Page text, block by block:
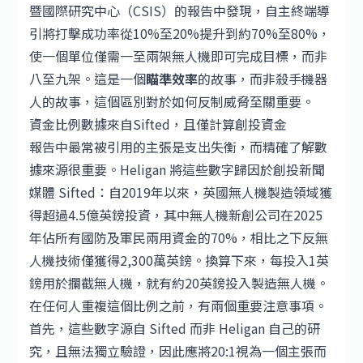
暨國際研究中心（CSIS）的報告中發現，自主終端導
引將打擊成功率從10%至20%提升到約70%至80%，
使一個單位僅需一至兩架無人機即可完成目標，而非
八至九架。這是一個瞄準效率的故事，而非殺手機器
人的故事，這個區別對於如何反制威脅至關重要。
資金比例數據來自Sifted，且僅計算創投資金
報告中最常被引用的主張是支出失衡，而精確了解數
據來源很重要。Heligan 將這些數字歸因於創投新聞
媒體 Sifted：自2019年以來，英國無人機製造領域獲
得超過4.5億英鎊投資，其中無人機新創公司在2025
年佔所有國防及軍民兩用資金的70%，相比之下反無
人機技術僅獲得2,300萬英鎊。換算下來，每投入1英
鎊用於攔截無人機，就有約20英鎊投入製造無人機。
在任何人重複這個比例之前，有兩個重要注意事項。
首先，這些數字源自 Sifted 而非 Heligan 自己的研
究，且無法獨立驗證，因此應將20:1視為一個主張而